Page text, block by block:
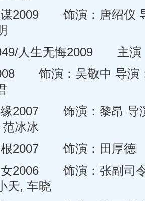
饰演：唐绍仪 导
人生无悔2009 主演
饰演：吴敬中 导演：
饰演：黎昂 导演
冰冰
2007 饰演：田厚德
饰演：张副司令
天, 车晓